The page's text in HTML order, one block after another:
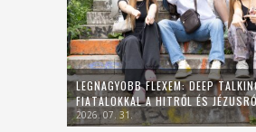
LEGNAGYOBB FLEXEM: DEEP
FIATALOKKAL A HITRŐL ÉS
2026. 07. 31.